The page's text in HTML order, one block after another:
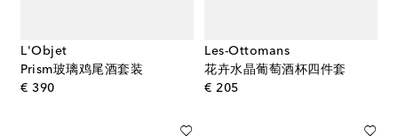
L'Objet
Prism玻璃鸡尾酒套装
€ 390original price
Les-Ottomans
花卉水晶葡萄酒杯四件套
€ 205original price